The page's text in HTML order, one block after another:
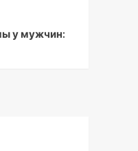
у мужчин: